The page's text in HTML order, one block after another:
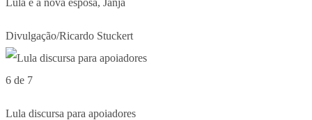
Lula e a nova esposa, Janja
Divulgação/Ricardo Stuckert
6 de 7
Lula discursa para apoiadores